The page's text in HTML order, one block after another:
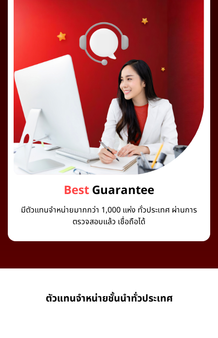
BestGuarantee
มีตัวแทนจำหน่ายมากกว่า 1,000 แห่ง ทั่วประเทศ ผ่านการ
ตรวจสอบแล้ว เชื่อถือได้
ตัวแทนจำหน่ายชั้นนำทั่วประเทศ